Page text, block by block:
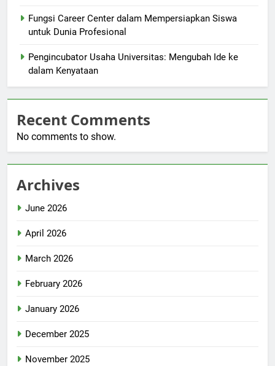
Fungsi Career Center dalam Mempersiapkan Siswa
untuk Dunia Profesional
Pengincubator Usaha Universitas: Mengubah Ide ke
dalam Kenyataan
Recent Comments
No comments to show.
Archives
June 2026
April 2026
March 2026
February 2026
January 2026
December 2025
November 2025